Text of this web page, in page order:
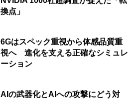
換点」
6Gはスペック重視から体感品質重
視へ 進化を支える正確なシミュレ
ーション
AIの武器化とAIへの攻撃にどう対